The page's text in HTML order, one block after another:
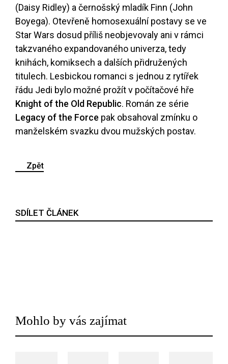
(Daisy Ridley) a černošský mladík Finn (John
Boyega). Otevřeně homosexuální postavy se ve
Star Wars dosud příliš neobjevovaly ani v rámci
takzvaného expandovaného univerza, tedy
knihách, komiksech a dalších přidružených
titulech. Lesbickou romanci s jednou z rytířek
řádu Jedi bylo možné prožít v počítačové hře
Knight of the Old Republic. Román ze série
Legacy of the Force pak obsahoval zmínku o
manželském svazku dvou mužských postav.
Zpět
SDÍLET ČLÁNEK
Mohlo by vás zajímat